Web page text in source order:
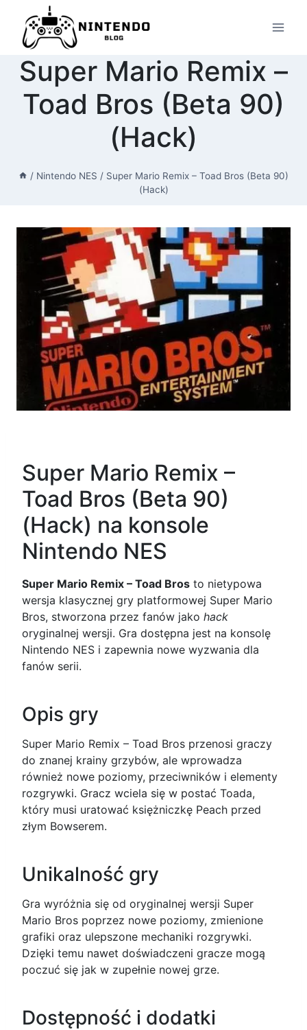
Przeskocz
treści
Super Mario Remix –
Toad Bros (Beta 90)
(Hack)
/ Nintendo NES / Super Mario Remix – Toad Bros (Beta 90)
(Hack)
Super Mario Remix –
Toad Bros (Beta 90)
(Hack) na konsole
Nintendo NES
Super Mario Remix – Toad Bros to nietypowa
wersja klasycznej gry platformowej Super Mario
Bros, stworzona przez fanów jako hack
oryginalnej wersji. Gra dostępna jest na konsolę
Nintendo NES i zapewnia nowe wyzwania dla
fanów serii.
Opis gry
Super Mario Remix – Toad Bros przenosi graczy
do znanej krainy grzybów, ale wprowadza
również nowe poziomy, przeciwników i elementy
rozgrywki. Gracz wciela się w postać Toada,
który musi uratować księżniczkę Peach przed
złym Bowserem.
Unikalność gry
Gra wyróżnia się od oryginalnej wersji Super
Mario Bros poprzez nowe poziomy, zmienione
grafiki oraz ulepszone mechaniki rozgrywki.
Dzięki temu nawet doświadczeni gracze mogą
poczuć się jak w zupełnie nowej grze.
Dostępność i dodatki